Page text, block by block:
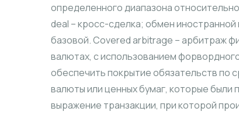
определенного диапазона
deal – кросс-сделка; обмен
базовой. Covered arbitrage – арбитраж
валютах, с использованием
обеспечить покрытие обязательств по
валюты или ценных бумаг, которые
выражение транзакции, при которой